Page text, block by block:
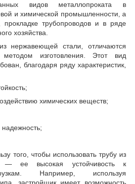
видов металлопроката в
и химической промышленности, а
прокладке трубопроводов и в ряде
хозяйства.
нержавеющей стали, отличаются
изготовления. Этот вид
благодаря ряду характеристик,
химических веществ;
того, чтобы использовать трубу из
— ее высокая устойчивость к
Например, используя